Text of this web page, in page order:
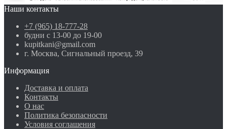
Наши контакты
+7 (965) 18-777-28
будни с 13-00 до 19-00
kupitkani@gmail.com
г. Москва, Сигнальный проезд, 39
Информация
Доставка и оплата
Контакты
О нас
Политика безопасности
Условия соглашения